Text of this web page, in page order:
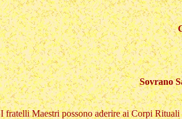
Sovrano
I fratelli Maestri possono aderire ai Corpi